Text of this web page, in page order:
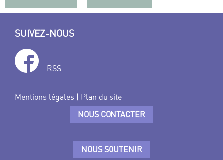
SUIVEZ-NOUS
RSS
Mentions légales | Plan du site
NOUS CONTACTER
NOUS SOUTENIR